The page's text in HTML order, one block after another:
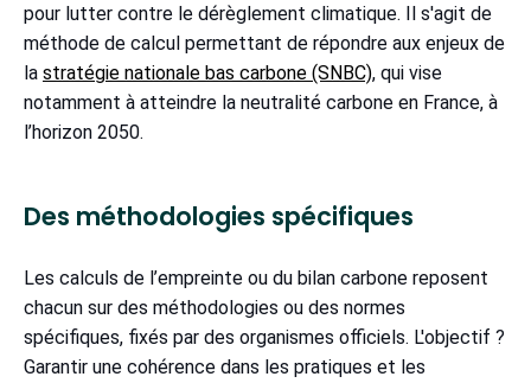
pour lutter contre le dérèglement climatique. Il s'agit de
méthode de calcul permettant de répondre aux enjeux de
la stratégie nationale bas carbone (SNBC), qui vise
notamment à atteindre la neutralité carbone en France, à
l’horizon 2050.
Des méthodologies spécifiques
Les calculs de l’empreinte ou du bilan carbone reposent
chacun sur des méthodologies ou des normes
spécifiques, fixés par des organismes officiels. L'objectif ?
Garantir une cohérence dans les pratiques et les